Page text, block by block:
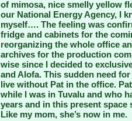
of mimosa, nice smelly yellow
our National Energy Agency, I
myself…. The feeling was
fridge and cabinets for the
reorganizing the whole office
archives for the production
wise since I decided to
and Alofa. This sudden need
live without Pat in the office.
while I was in Tuvalu and who
years and in this present space
Like my mom, she’s now in me.